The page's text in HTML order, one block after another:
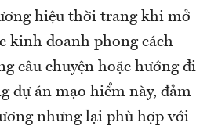
hiệu thời trang khi mở
kinh doanh phong cách
câu chuyện hoặc hướng đi
dự án mạo hiểm này, đảm
nhưng lại phù hợp với